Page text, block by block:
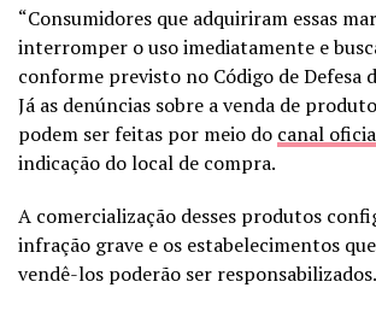
“Consumidores que adquiriram essas
interromper o uso imediatamente e
conforme previsto no Código de Defesa
Já as denúncias sobre a venda de
podem ser feitas por meio do canal
indicação do local de compra.
A comercialização desses produtos
infração grave e os estabelecimentos
vendê-los poderão ser responsabilizados.